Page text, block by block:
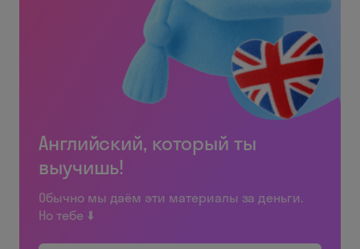
Английский, который ты
выучишь!
Обычно мы даём эти материалы за деньги.
Но тебе ⬇️